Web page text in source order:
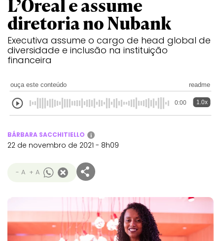
L’Óreal e assume
diretoria no Nubank
Executiva assume o cargo de head global de
diversidade e inclusão na instituição
financeira
ouça este conteúdo readme
0:00 1.0x
BÁRBARA SACCHITIELLO i
22 de novembro de 2021 - 8h09
- A + A